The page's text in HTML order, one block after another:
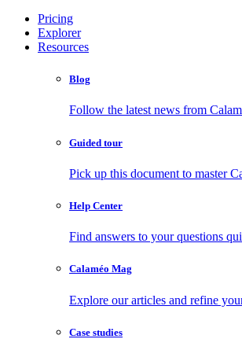
Pricing
Explorer
Resources
Blog
Follow the latest news from
Guided tour
Pick up this document to master
Help Center
Find answers to your questions
Calaméo Mag
Explore our articles and refine
Case studies